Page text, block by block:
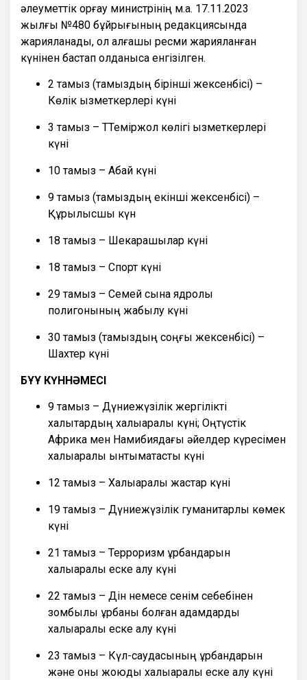
әлеуметтік қорғау министрінің м.а. 17.11.2023
жылғы №480 бұйрығының редакциясында
жарияланады, ол алғашқы ресми жарияланған
күнінен бастап қолданысқа енгізілген.
2 тамыз (тамыздың бірінші жексенбісі) –
Көлік қызметкерлері күні
3 тамыз – ТТеміржол көлігі қызметкерлері
күні
10 тамыз – Абай күні
9 тамыз (тамыздың екінші жексенбісі) –
Құрылысшы күн
18 тамыз – Шекарашылар күні
18 тамыз – Спорт күні
29 тамыз – Семей сынақ ядролық
полигонының жабылу күні
30 тамыз (тамыздың соңғы жексенбісі) –
Шахтер күні
БҰҰ КҮННӘМЕСІ
9 тамыз – Дүниежүзілік жергілікті
халықтардың халықаралық күні; Оңтүстік
Африка мен Намибиядағы әйелдер күресімен
халықаралық ынтымақтастық күні
12 тамыз – Халықаралық жастар күні
19 тамыз – Дүниежүзілік гуманитарлық көмек
күні
21 тамыз – Терроризм құрбандарын
халықаралық еске алу күні
22 тамыз – Дін немесе сенім себебінен
зомбылық құрбаны болған адамдарды
халықаралық еске алу күні
23 тамыз – Күл-саудасының құрбандарын
және оны жоюды халықаралық еске алу күні